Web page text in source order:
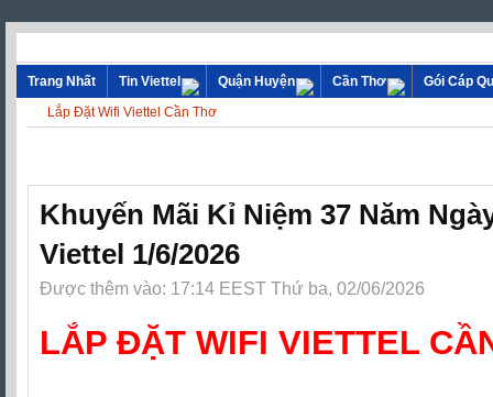
Trang Nhất Tin Viettel Quận Huyện Cần Thơ
Gói Cáp
Lắp Đặt Wifi Viettel Cần Thơ
Khuyến Mãi Kỉ Niệm 37 Năm
Viettel 1/6/2026
Được thêm vào: 17:14 EEST Thứ ba, 02/06/2026
LẮP ĐẶT WIFI VIETTEL